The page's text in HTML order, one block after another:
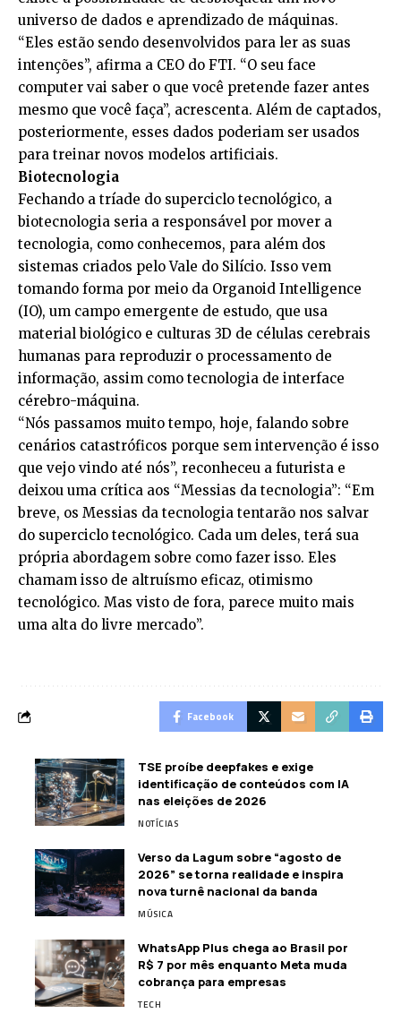
universo de dados e aprendizado de máquinas.
“Eles estão sendo desenvolvidos para ler as suas
intenções”, afirma a CEO do FTI. “O seu face
computer vai saber o que você pretende fazer antes
mesmo que você faça”, acrescenta. Além de captados,
posteriormente, esses dados poderiam ser usados
para treinar novos modelos artificiais.
Biotecnologia
Fechando a tríade do superciclo tecnológico, a
biotecnologia seria a responsável por mover a
tecnologia, como conhecemos, para além dos
sistemas criados pelo Vale do Silício. Isso vem
tomando forma por meio da Organoid Intelligence
(IO), um campo emergente de estudo, que usa
material biológico e culturas 3D de células cerebrais
humanas para reproduzir o processamento de
informação, assim como tecnologia de interface
cérebro-máquina.
“Nós passamos muito tempo, hoje, falando sobre
cenários catastróficos porque sem intervenção é isso
que vejo vindo até nós”, reconheceu a futurista e
deixou uma crítica aos “Messias da tecnologia”: “Em
breve, os Messias da tecnologia tentarão nos salvar
do superciclo tecnológico. Cada um deles, terá sua
própria abordagem sobre como fazer isso. Eles
chamam isso de altruísmo eficaz, otimismo
tecnológico. Mas visto de fora, parece muito mais
uma alta do livre mercado”.
Facebook
TSE proíbe deepfakes e exige
identificação de conteúdos com IA
nas eleições de 2026
NOTÍCIAS
Verso da Lagum sobre “agosto de
2026” se torna realidade e inspira
nova turnê nacional da banda
MÚSICA
WhatsApp Plus chega ao Brasil por
R$ 7 por mês enquanto Meta muda
cobrança para empresas
TECH